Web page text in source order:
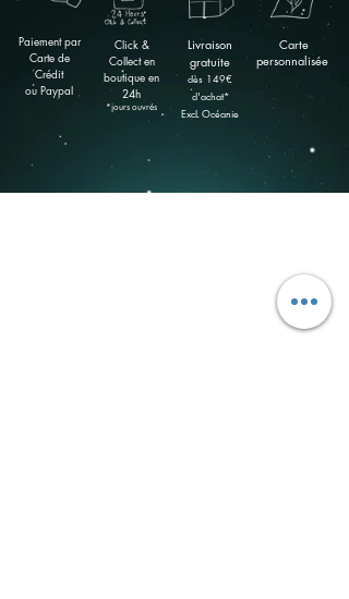
Paiement par
Carte de
Crédit
ou Paypal
Click &
Collect en
boutique en
24h
*jours ouvrés
Livraison
gratuite
​dès 149€
d'achat*
ExcL Océanie
Carte
personnalisée